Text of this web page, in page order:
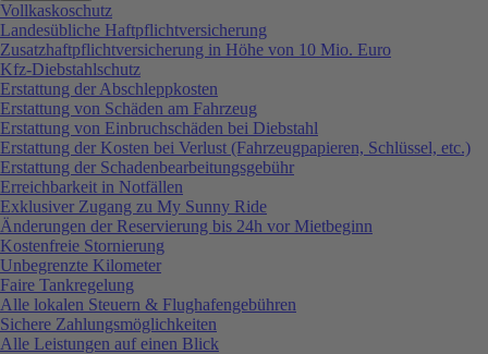
Vollkaskoschutz
Landesübliche Haftpflichtversicherung
Zusatzhaftpflichtversicherung in Höhe von 10 Mio. Euro
Kfz-Diebstahlschutz
Erstattung der Abschleppkosten
Erstattung von Schäden am Fahrzeug
Erstattung von Einbruchschäden bei Diebstahl
Erstattung der Kosten bei Verlust (Fahrzeugpapieren, Schlüssel, etc.)
Erstattung der Schadenbearbeitungsgebühr
Erreichbarkeit in Notfällen
Exklusiver Zugang zu My Sunny Ride
Änderungen der Reservierung bis 24h vor Mietbeginn
Kostenfreie Stornierung
Unbegrenzte Kilometer
Faire Tankregelung
Alle lokalen Steuern & Flughafengebühren
Sichere Zahlungsmöglichkeiten
Alle Leistungen auf einen Blick